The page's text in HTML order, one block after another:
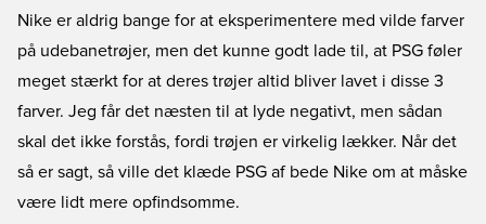
Nike er aldrig bange for at eksperimentere med vilde farver
på udebanetrøjer, men det kunne godt lade til, at PSG føler
meget stærkt for at deres trøjer altid bliver lavet i disse 3
farver. Jeg får det næsten til at lyde negativt, men sådan
skal det ikke forstås, fordi trøjen er virkelig lækker. Når det
så er sagt, så ville det klæde PSG af bede Nike om at måske
være lidt mere opfindsomme.